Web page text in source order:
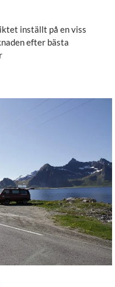
inställt på en viss
efter bästa